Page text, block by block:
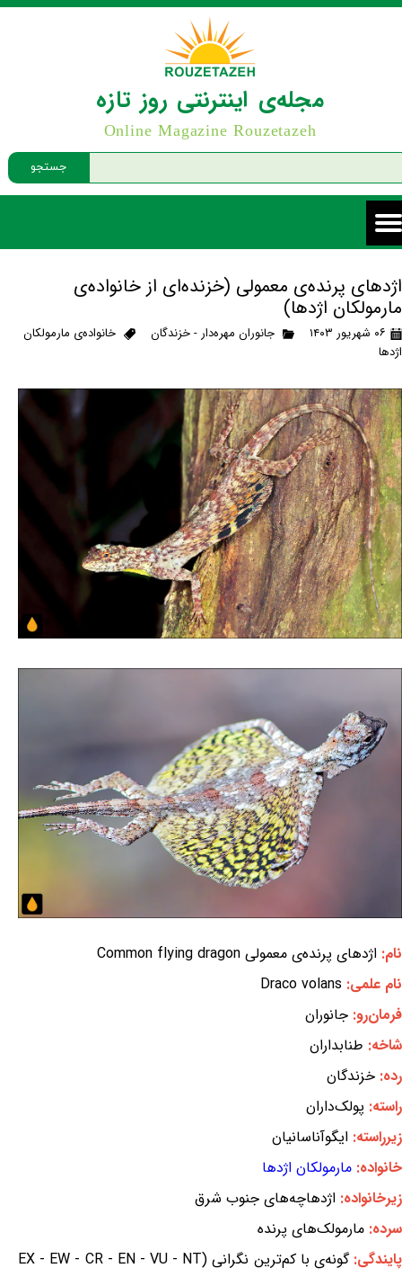
جستجو
مجله‌ی اینترنتی روز تازه
Online Magazine Rouzetazeh
اژدهای پرنده‌ی معمولی (خزنده‌ای از خانواده‌ی
مارمولکان اژدها)
۰۶ شهریور ۱۴۰۳ جانوران مهره‌دار - خزندگان
خانواده‌ی مارمولکان
اژدها
نام: اژدهای پرنده‌ی معمولی Common flying dragon
نام علمی: Draco volans
فرمان‌رو: جانوران
شاخه: طنابداران
رده: خزندگان
راسته: پولک‌داران
زیرراسته: ایگوآناسانیان
خانواده: مارمولکان اژدها
زیرخانواده: اژدهاچه‌های جنوب شرق
سرده: مارمولک‌های پرنده
پایندگی:
گونه‌ی با کم‌ترین نگرانی (EX - EW - CR - EN - VU - NT